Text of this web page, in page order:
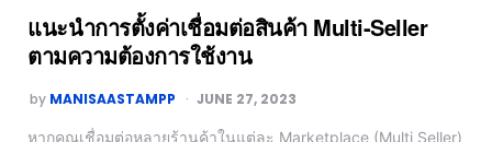
แนะนำการตั้งค่าเชื่อมต่อสินค้า Multi-Seller
ตามความต้องการใช้งาน
by MANISAASTAMPP JUNE 27, 2023
หากคุณเชื่อมต่อหลายร้านค้าในแต่ละ Marketplace (Multi Seller)